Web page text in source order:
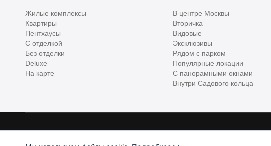
Жилые комплексы
Квартиры
Пентхаусы
С отделкой
Без отделки
Deluxe
На карте
В центре Москвы
Вторичка
Видовые
Эксклюзивы
Рядом с парком
Популярные локации
С панорамными окнами
Внутри Садового кольца
Хантер. Оплачивая услуги, вы принимаете
Лицензионное соглашение